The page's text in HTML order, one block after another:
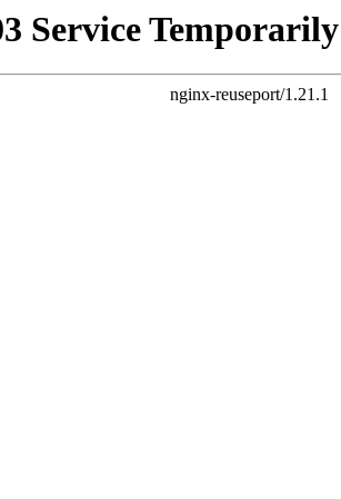
Service
nginx-reuseport/1.21.1